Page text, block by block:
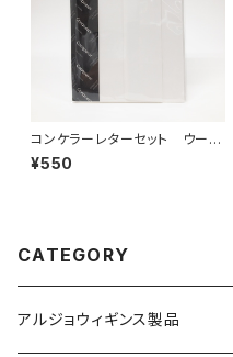
コンケラーレターセット ウーブ
N
¥550
CATEGORY
アルジョウィギンス製品